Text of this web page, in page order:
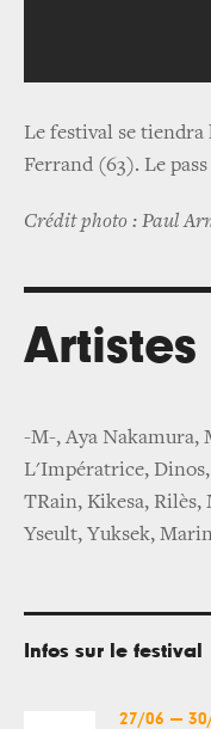
Le festival se
Ferrand (63). Le
Crédit photo : Paul
-M-, Aya Nakamura,
L'Impératrice,
TRain, Kikesa, Rilès,
Yseult, Yuksek,
Infos sur le festival
27/06 —